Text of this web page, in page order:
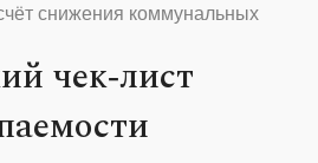
снижения коммунальных
чек‑лист